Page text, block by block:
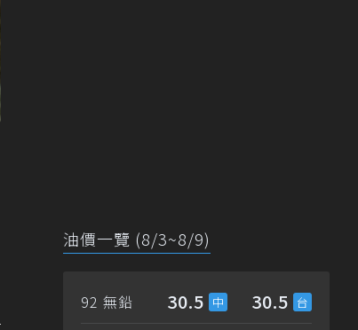
油價一覽 (8/3~8/9)
92 無鉛 30.5 30.5